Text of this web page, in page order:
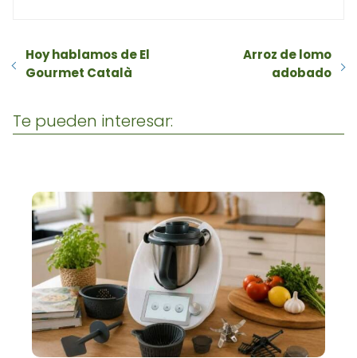
Hoy hablamos de El
Gourmet Català
Arroz de lomo
adobado
Te pueden interesar: